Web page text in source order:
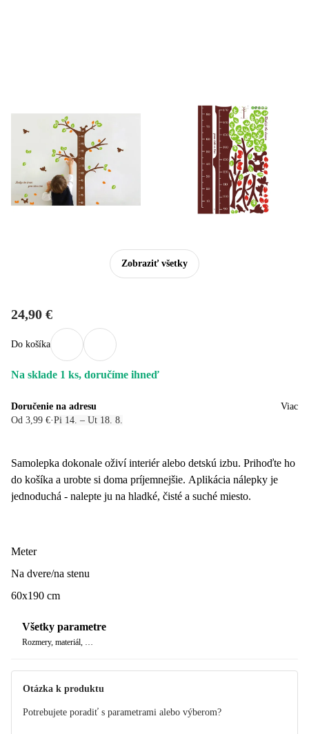
Zobraziť všetky
24,90 €
Do košíka
Na sklade 1 ks, doručíme ihneď
Doručenie na adresu
Od 3,99 €·Pi 14. – Ut 18. 8.
Viac
Samolepka dokonale oživí interiér alebo detskú izbu. Prihoďte ho
do košíka a urobte si doma príjemnejšie. Aplikácia nálepky je
jednoduchá - nalepte ju na hladké, čisté a suché miesto.
Meter
Na dvere/na stenu
60x190 cm
Všetky parametre
Rozmery, materiál, …
Otázka k produktu
Potrebujete poradiť s parametrami alebo výberom?